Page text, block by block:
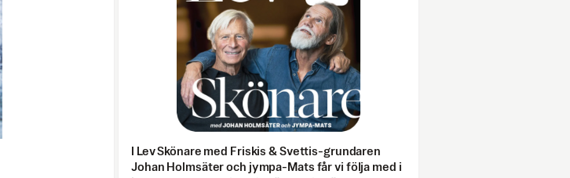
I Lev Skönare med Friskis & Svettis-grundaren
Johan Holmsäter och jympa-Mats får vi följa med i